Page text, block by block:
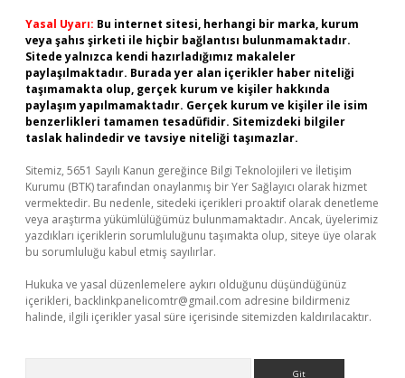
Yasal Uyarı: Bu internet sitesi, herhangi bir marka, kurum
veya şahıs şirketi ile hiçbir bağlantısı bulunmamaktadır.
Sitede yalnızca kendi hazırladığımız makaleler
paylaşılmaktadır. Burada yer alan içerikler haber niteliği
taşımamakta olup, gerçek kurum ve kişiler hakkında
paylaşım yapılmamaktadır. Gerçek kurum ve kişiler ile isim
benzerlikleri tamamen tesadüfidir. Sitemizdeki bilgiler
taslak halindedir ve tavsiye niteliği taşımazlar.
Sitemiz, 5651 Sayılı Kanun gereğince Bilgi Teknolojileri ve İletişim
Kurumu (BTK) tarafından onaylanmış bir Yer Sağlayıcı olarak hizmet
vermektedir. Bu nedenle, sitedeki içerikleri proaktif olarak denetleme
veya araştırma yükümlülüğümüz bulunmamaktadır. Ancak, üyelerimiz
yazdıkları içeriklerin sorumluluğunu taşımakta olup, siteye üye olarak
bu sorumluluğu kabul etmiş sayılırlar.
Hukuka ve yasal düzenlemelere aykırı olduğunu düşündüğünüz
içerikleri, backlinkpanelicomtr@gmail.com adresine bildirmeniz
halinde, ilgili içerikler yasal süre içerisinde sitemizden kaldırılacaktır.